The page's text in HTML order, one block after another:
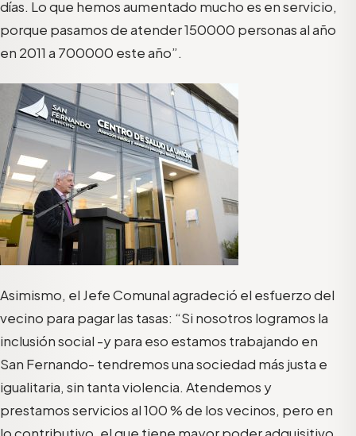
días. Lo que hemos aumentado mucho es en servicio,
porque pasamos de atender 150000 personas al año
en 2011 a 700000 este año”.
Asimismo, el Jefe Comunal agradeció el esfuerzo del
vecino para pagar las tasas: “Si nosotros logramos la
inclusión social -y para eso estamos trabajando en
San Fernando- tendremos una sociedad más justa e
igualitaria, sin tanta violencia. Atendemos y
prestamos servicios al 100 % de los vecinos, pero en